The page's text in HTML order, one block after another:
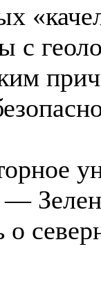
с
о